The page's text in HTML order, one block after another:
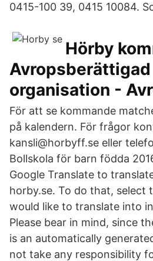
0415-100 39, 0415 10084.
Hörby
Avropsberättigad
organisation -
För att se kommande
på kalendern. För frågor
kansli@horbyff.se eller
Bollskola för barn födda
Google Translate to
horby.se. To do that, select
would like to translate into
Please bear in mind, since
is an automatically
not take any responsibility